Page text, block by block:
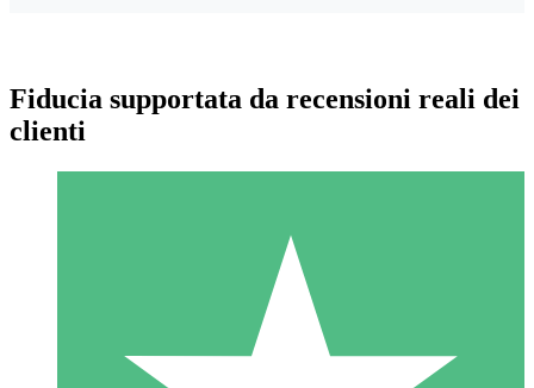
Pacchetti di Crediti Individuali
Paga a consumo con crediti di download. Nessun impegno
Fiducia supportata da recensioni reali dei
clienti